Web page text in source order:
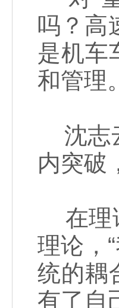
吗？高
是机车
和管理
沈志
内突破
在理
理论，
统的耦
有了自